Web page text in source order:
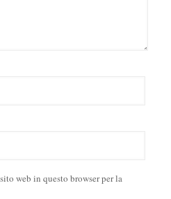
web in questo browser per la